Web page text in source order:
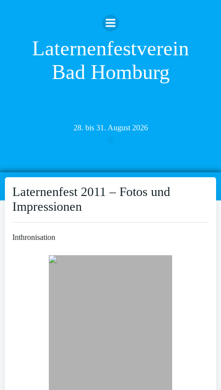
Inhalt
springen
Laternenfestverein
Bad Homburg
28. bis 31. August 2026
Laternenfest 2011 – Fotos und
Impressionen
Inthronisation